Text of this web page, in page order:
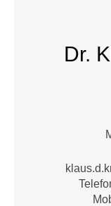
Dr.
.d.su
alk